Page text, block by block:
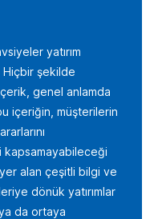
yatırım
Hiçbir şekilde
genel anlamda
içeriğin, müşterilerin
yer alan çeşitli bilgi ve
dönük yatırımlar
da ortaya